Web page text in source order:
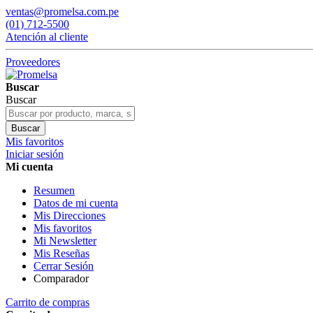
ventas@promelsa.com.pe
(01) 712-5500
Atención al cliente
Proveedores
Buscar
Buscar
Buscar
Mis favoritos
Iniciar sesión
Mi cuenta
Resumen
Datos de mi cuenta
Mis Direcciones
Mis favoritos
Mi Newsletter
Mis Reseñas
Cerrar Sesión
Comparador
Carrito de compras